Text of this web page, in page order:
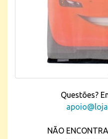
Questões?
NÃO